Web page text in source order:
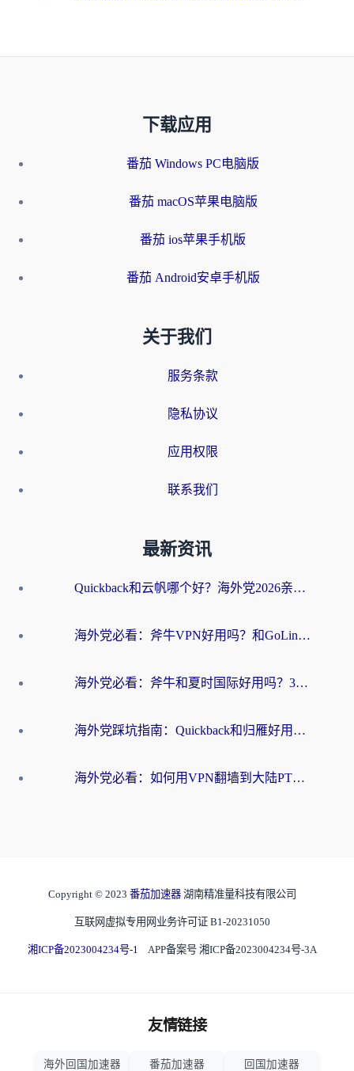
下载应用
番茄 Windows PC电脑版
番茄 macOS苹果电脑版
番茄 ios苹果手机版
番茄 Android安卓手机版
关于我们
服务条款
隐私协议
应用权限
联系我们
最新资讯
Quickback和云帆哪个好？海外党2026亲测指南：选对加速器大陆工具，无缝刷国内剧玩国服
海外党必看：斧牛VPN好用吗？和GoLinkVPN对比哪个回国效果更好？
海外党必看：斧牛和夏时国际好用吗？3步选对回国加速器，无缝刷国内资源
海外党踩坑指南：Quickback和归雁好用吗？选对加速器才能无缝刷国内资源
海外党必看：如何用VPN翻墙到大陆PTT？一篇解决你所有回国加速痛点
Copyright © 2023 番茄加速器 湖南精准量科技有限公司
互联网虚拟专用网业务许可证 B1-20231050
湘ICP备2023004234号-1 APP备案号 湘ICP备2023004234号-3A
友情链接
海外回国加速器 番茄加速器 回国加速器